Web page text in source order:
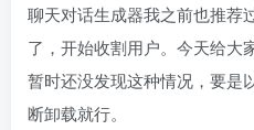
聊天对话生成器我之前也推荐
了，开始收割用户。今天给大
暂时还没发现这种情况，要是
断卸载就行。